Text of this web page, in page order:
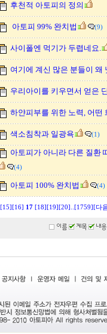
후천적 아토피의 정의
아토피 99% 완치법 (9)
사이폴엔 먹기가 두렵네요.
여기에 계신 많은 분들이 왜
우리아이를 키우면서 얻은
하얀피부를 위한 노력, 어떤
색소침착과 일광욕 (1)
아토피가 아니라 다른 질환
(4)
아토피 100% 완치법 (4)
[15] [16] 17 [18] [19] [20] [1759] [다